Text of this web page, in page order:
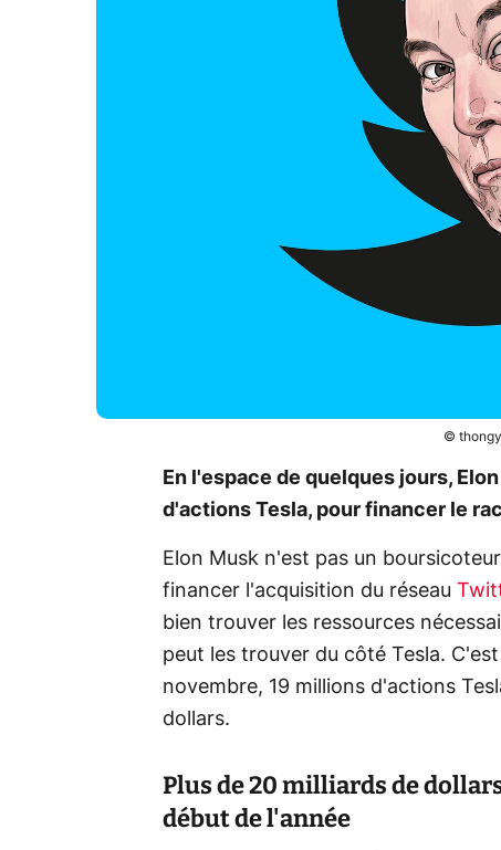
©
En l'espace de quelques jours,
d'actions Tesla, pour financer le
Elon Musk n'est pas un
financer l'acquisition du réseau
bien trouver les ressources
peut les trouver du côté Tesla.
novembre, 19 millions d'actions
dollars.
Plus de 20 milliards de
début de l'année